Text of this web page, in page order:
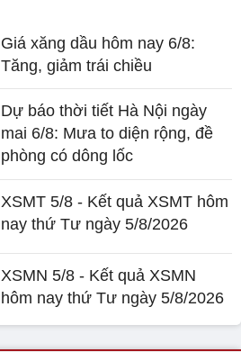
Giá xăng dầu hôm nay 6/8:
Tăng, giảm trái chiều
Dự báo thời tiết Hà Nội ngày
mai 6/8: Mưa to diện rộng, đề
phòng có dông lốc
XSMT 5/8 - Kết quả XSMT hôm
nay thứ Tư ngày 5/8/2026
XSMN 5/8 - Kết quả XSMN
hôm nay thứ Tư ngày 5/8/2026